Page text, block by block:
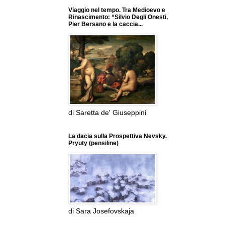
Viaggio nel tempo. Tra Medioevo e
Rinascimento: “Silvio Degli Onesti,
Pier Bersano e la caccia...
di Saretta de' Giuseppini
La dacia sulla Prospettiva Nevsky.
Pryuty (pensiline)
di Sara Josefovskaja